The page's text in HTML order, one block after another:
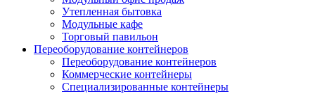
Утепленная бытовка
Модульные кафе
Торговый павильон
Переоборудование контейнеров
Переоборудование контейнеров
Коммерческие контейнеры
Специализированные контейнеры